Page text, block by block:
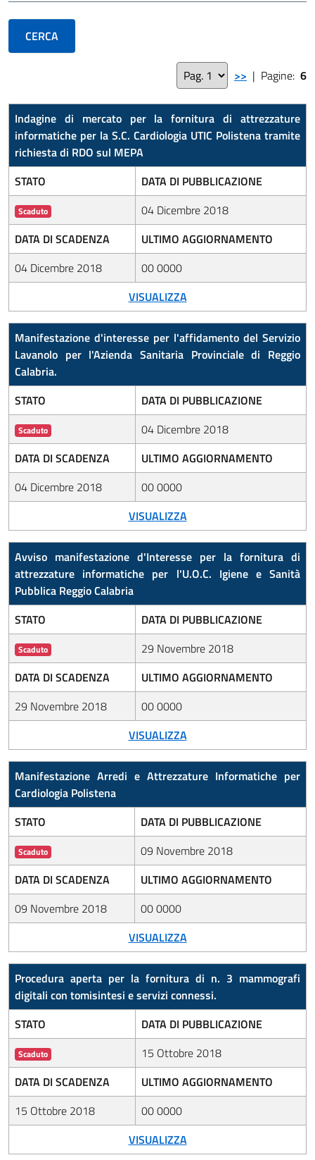
>> | Pagine: 6
Indagine di mercato per la fornitura di attrezzature
informatiche per la S.C. Cardiologia UTIC Polistena tramite
richiesta di RDO sul MEPA
STATO
DATA DI PUBBLICAZIONE
Scaduto
04 Dicembre 2018
DATA DI SCADENZA
ULTIMO AGGIORNAMENTO
04 Dicembre 2018
00 0000
VISUALIZZA
Manifestazione d'interesse per l'affidamento del Servizio
Lavanolo per l'Azienda Sanitaria Provinciale di Reggio
Calabria.
STATO
DATA DI PUBBLICAZIONE
Scaduto
04 Dicembre 2018
DATA DI SCADENZA
ULTIMO AGGIORNAMENTO
04 Dicembre 2018
00 0000
VISUALIZZA
Avviso manifestazione d'Interesse per la fornitura di
attrezzature informatiche per l'U.O.C. Igiene e Sanità
Pubblica Reggio Calabria
STATO
DATA DI PUBBLICAZIONE
Scaduto
29 Novembre 2018
DATA DI SCADENZA
ULTIMO AGGIORNAMENTO
29 Novembre 2018
00 0000
VISUALIZZA
Manifestazione Arredi e Attrezzature Informatiche per
Cardiologia Polistena
STATO
DATA DI PUBBLICAZIONE
Scaduto
09 Novembre 2018
DATA DI SCADENZA
ULTIMO AGGIORNAMENTO
09 Novembre 2018
00 0000
VISUALIZZA
Procedura aperta per la fornitura di n. 3 mammografi
digitali con tomisintesi e servizi connessi.
STATO
DATA DI PUBBLICAZIONE
Scaduto
15 Ottobre 2018
DATA DI SCADENZA
ULTIMO AGGIORNAMENTO
15 Ottobre 2018
00 0000
VISUALIZZA